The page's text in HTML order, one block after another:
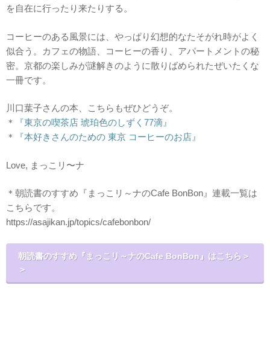
を自在に行ったり来たりする。
コーヒーのある風景には、やっぱり幻想的なたそがれ時がよく
似合う。カフェの物語、コーヒーの香り、アパートメントの秘
密。京都の楽しみが謎解きのように散りばめられたぜいたくな
一冊です。
川口葉子さんの本、こちらもぜひどうぞ。
＊
『東京の喫茶店 琥珀色のしずく77滴』
＊
『本好きさんのための 東京 コーヒーのお店』
Love, まっこリ〜ナ
＊朝読書のすすめ『まっこリ～ナのCafe BonBon』連載一覧は
こちらです。
https://asajikan.jp/topics/cafebonbon/
朝読書のすすめ『まっこリ～ナのCafe BonBon』はこちら＞
＞